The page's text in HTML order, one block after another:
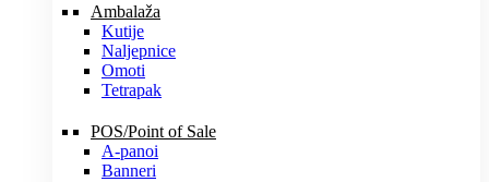
Ambalaža
Kutije
Naljepnice
Omoti
Tetrapak
POS/Point of Sale
A-panoi
Banneri